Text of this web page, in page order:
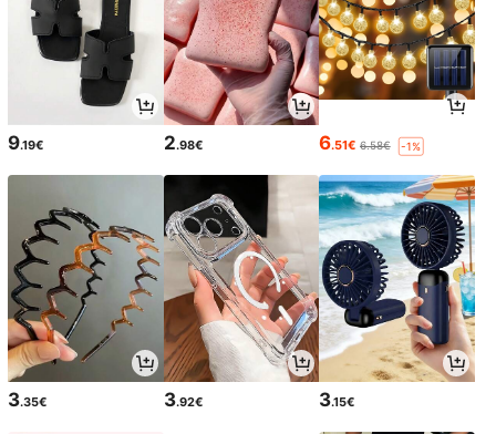
9.19€ 2.98€ 6.51€ 6.58€ -1%
3.35€ 3.92€ 3.15€